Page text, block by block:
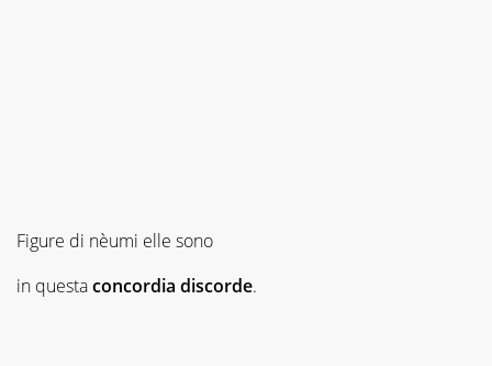
Figure di nèumi elle sono
in questaconcordia discorde.